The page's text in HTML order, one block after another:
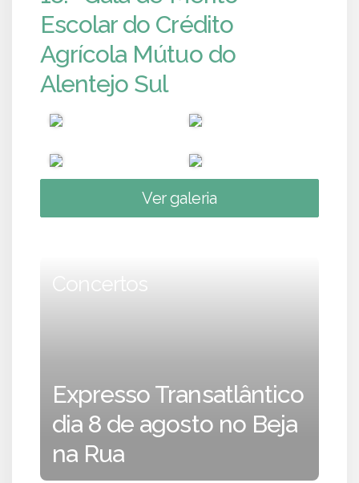
Escolar do Crédito
Agrícola Mútuo do
Alentejo Sul
Ver galeria
Concertos
Expresso Transatlântico
dia 8 de agosto no Beja
na Rua